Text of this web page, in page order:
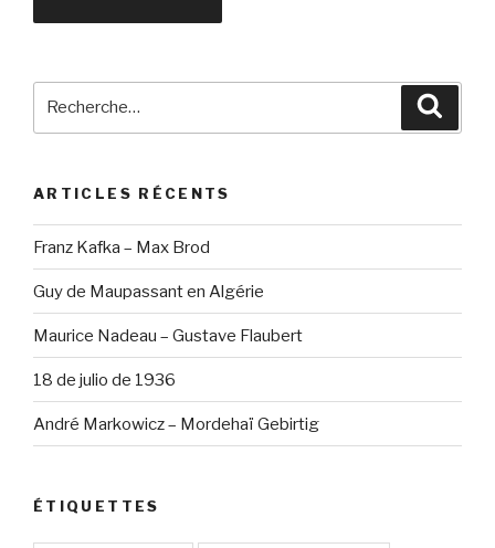
ARTICLES RÉCENTS
Franz Kafka – Max Brod
Guy de Maupassant en Algérie
Maurice Nadeau – Gustave Flaubert
18 de julio de 1936
André Markowicz – Mordehaï Gebirtig
ÉTIQUETTES